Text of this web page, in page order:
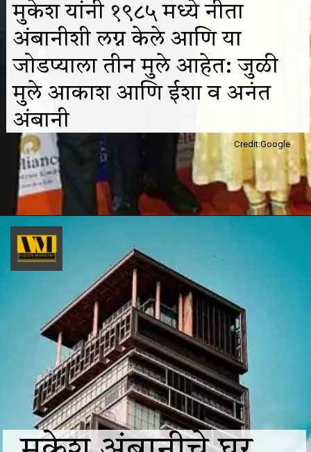
Credit:Google
मुकेश यांनी १९८५ मध्ये नीता
अंबानीशी लग्न केले आणि या
जोडप्याला तीन मुले आहेत: जुळी
मुले आकाश आणि ईशा व अनंत
अंबानी